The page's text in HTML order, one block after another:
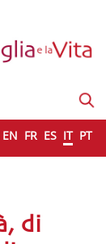
EN FR ES IT PT
di